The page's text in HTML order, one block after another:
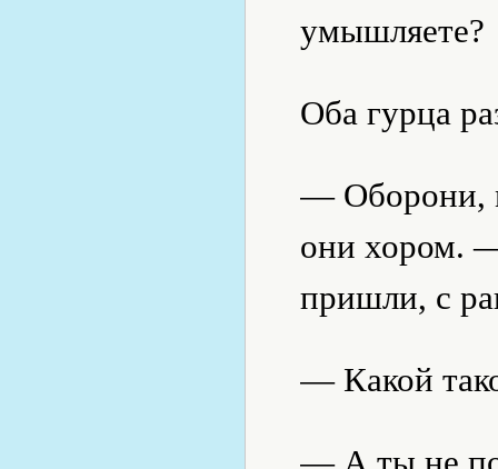
умышляете?
Оба гурца
— Оборони,
они хором.
пришли, с
— Какой